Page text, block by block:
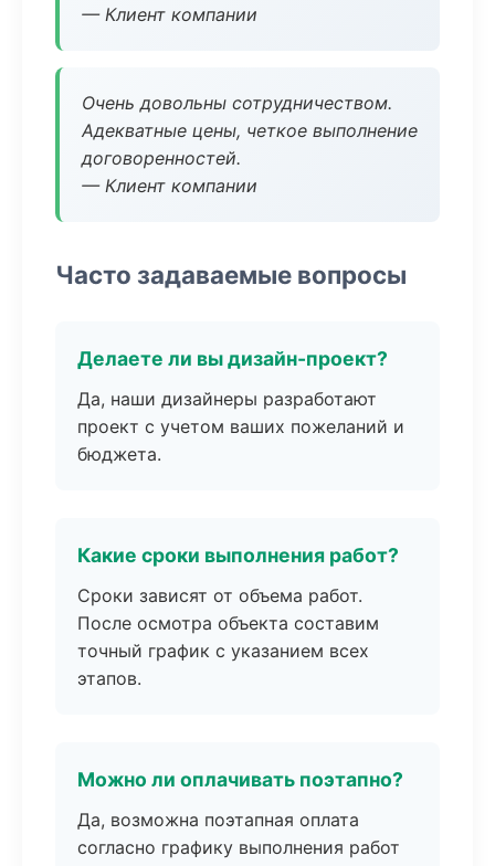
— Клиент компании
Очень довольны сотрудничеством.
Адекватные цены, четкое выполнение
договоренностей.
— Клиент компании
Часто задаваемые вопросы
Делаете ли вы дизайн-проект?
Да, наши дизайнеры разработают
проект с учетом ваших пожеланий и
бюджета.
Какие сроки выполнения работ?
Сроки зависят от объема работ.
После осмотра объекта составим
точный график с указанием всех
этапов.
Можно ли оплачивать поэтапно?
Да, возможна поэтапная оплата
согласно графику выполнения работ